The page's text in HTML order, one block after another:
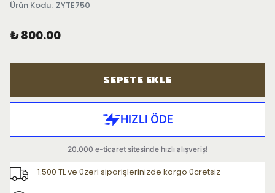
Ürün Kodu: ZYTE750
₺ 800.00
SEPETE EKLE
1.500 TL ve üzeri siparişlerinizde kargo ücretsiz